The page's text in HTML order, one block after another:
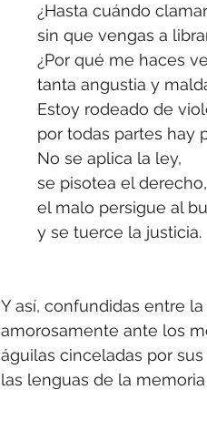
¿Hasta cuándo
sin que vengas a
¿Por qué me haces
tanta angustia y
Estoy rodeado de
por todas partes hay
No se aplica la ley,
se pisotea el derecho,
el malo persigue al
y se tuerce la justicia.
Y así, confundidas entre
amorosamente ante los
águilas cinceladas por
las lenguas de la